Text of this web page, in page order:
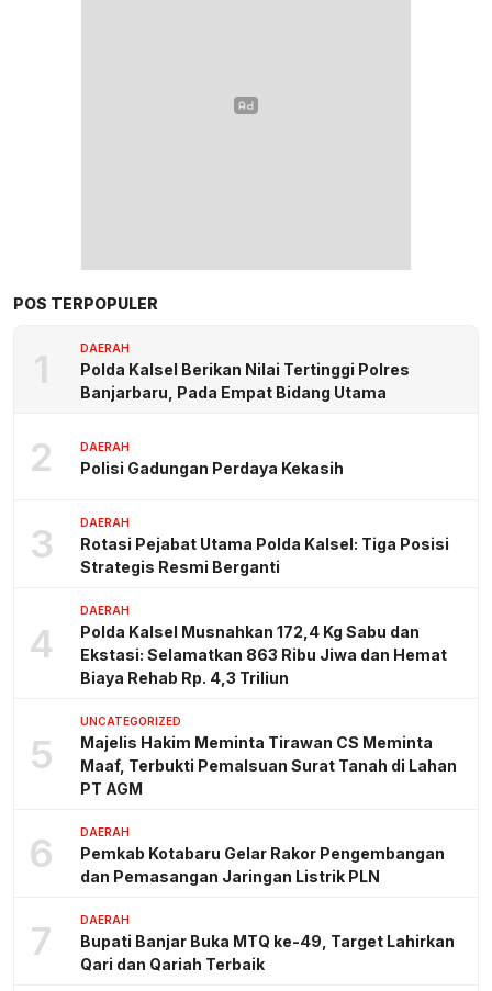
POS TERPOPULER
1 DAERAH
Polda Kalsel Berikan Nilai Tertinggi Polres
Banjarbaru, Pada Empat Bidang Utama
2 DAERAH
Polisi Gadungan Perdaya Kekasih
3 DAERAH
Rotasi Pejabat Utama Polda Kalsel: Tiga Posisi
Strategis Resmi Berganti
4
DAERAH
Polda Kalsel Musnahkan 172,4 Kg Sabu dan
Ekstasi: Selamatkan 863 Ribu Jiwa dan Hemat
Biaya Rehab Rp. 4,3 Triliun
5
UNCATEGORIZED
Majelis Hakim Meminta Tirawan CS Meminta
Maaf, Terbukti Pemalsuan Surat Tanah di Lahan
PT AGM
6 DAERAH
Pemkab Kotabaru Gelar Rakor Pengembangan
dan Pemasangan Jaringan Listrik PLN
7 DAERAH
Bupati Banjar Buka MTQ ke-49, Target Lahirkan
Qari dan Qariah Terbaik